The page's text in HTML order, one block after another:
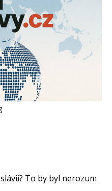
To by byl nerozum